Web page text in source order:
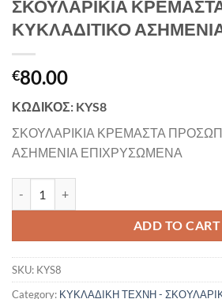
ΣΚΟΥΛΑΡΙΚΙΑ
ΚΥΚΛΑΔΙΤΙΚΟ
€80.00
ΚΩΔΙΚΟΣ: KYS8
ΣΚΟΥΛΑΡΙΚΙΑ ΚΡΕΜΑΣΤΑ
ΑΣΗΜΕΝΙΑ ΕΠΙΧΡΥΣΩΜΕΝΑ
ADD TO CART
SKU: KYS8
Category: ΚΥΚΛΑΔΙΚΗ ΤΕΧΝΗ -